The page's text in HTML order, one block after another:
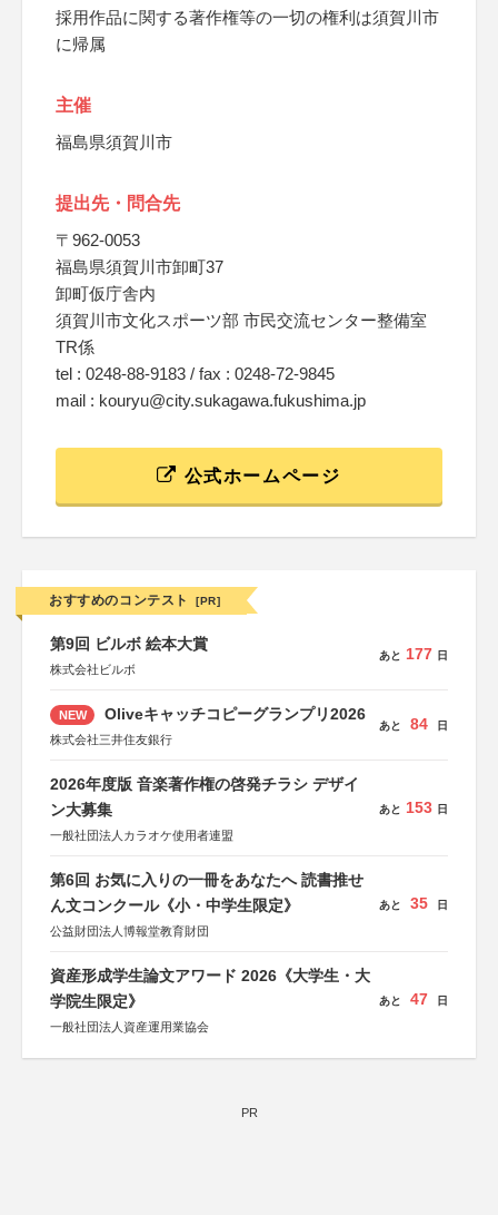
採用作品に関する著作権等の一切の権利は須賀川市
に帰属
主催
福島県須賀川市
提出先・問合先
〒962-0053
福島県須賀川市卸町37
卸町仮庁舎内
須賀川市文化スポーツ部 市民交流センター整備室
TR係
tel : 0248-88-9183 / fax : 0248-72-9845
mail : kouryu@city.sukagawa.fukushima.jp
公式ホームページ
おすすめのコンテスト [PR]
第9回 ビルボ 絵本大賞
株式会社ビルボ
あと 177 日
NEW Oliveキャッチコピーグランプリ2026
株式会社三井住友銀行
あと 84 日
2026年度版 音楽著作権の啓発チラシ デザイ
ン大募集
一般社団法人カラオケ使用者連盟
あと 153 日
第6回 お気に入りの一冊をあなたへ 読書推せ
ん文コンクール《小・中学生限定》
公益財団法人博報堂教育財団
あと 35 日
資産形成学生論文アワード 2026《大学生・大
学院生限定》
一般社団法人資産運用業協会
あと 47 日
PR